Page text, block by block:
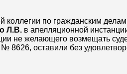
коллегии по гражданским
Л.В. в апелляционной
не желающего возмещать
оставили без